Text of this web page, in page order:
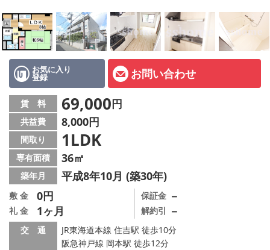
会社概要
メールでお問い合わせ
お気に入り
登録 お問い合わせ
賃 料 69,000円
共益費 8,000円
間取り 1LDK
専有面積 36㎡
築年月 平成8年10月 (築30年)
敷 金 0円
礼 金 1ヶ月
保証金 －
解約引 －
交 通
JR東海道本線 住吉駅 徒歩10分
阪急神戸線 岡本駅 徒歩12分